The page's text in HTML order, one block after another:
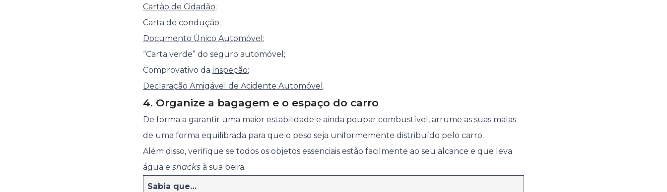
Cartão de Cidadão;
Carta de condução;
Documento Único Automóvel ;
“Carta verde” do seguro automóvel;
Comprovativo da inspeção;
Declaração Amigável de Acidente Automóvel .
4. Organize a bagagem e o espaço do carro
De forma a garantir uma maior estabilidade e ainda poupar combustível, arrume as suas malas
de uma forma equilibrada para que o peso seja uniformemente distribuído pelo carro.
Além disso, verifique se todos os objetos essenciais estão facilmente ao seu alcance e que leva
água e snacks à sua beira.
Sabia que…